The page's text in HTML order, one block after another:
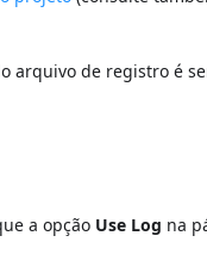
arquivo de registro é
a opção Use Log na